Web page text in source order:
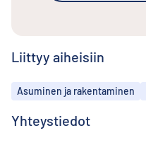
Liittyy aiheisiin
Aiheet
Asuminen ja rakentaminen
Yhteystiedot